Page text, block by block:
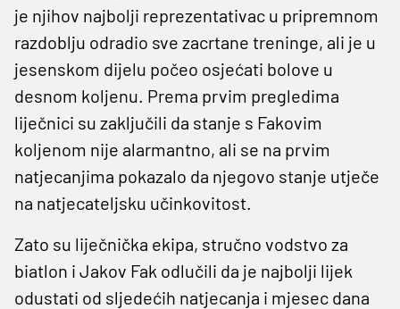
je njihov najbolji reprezentativac u pripremnom
razdoblju odradio sve zacrtane treninge, ali je u
jesenskom dijelu počeo osjećati bolove u
desnom koljenu. Prema prvim pregledima
liječnici su zaključili da stanje s Fakovim
koljenom nije alarmantno, ali se na prvim
natjecanjima pokazalo da njegovo stanje utječe
na natjecateljsku učinkovitost.
Zato su liječnička ekipa, stručno vodstvo za
biatlon i Jakov Fak odlučili da je najbolji lijek
odustati od sljedećih natjecanja i mjesec dana